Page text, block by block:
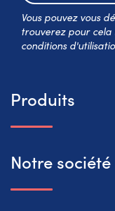
Vous pouvez vous
trouverez pour cela
conditions
Produits
Notre société